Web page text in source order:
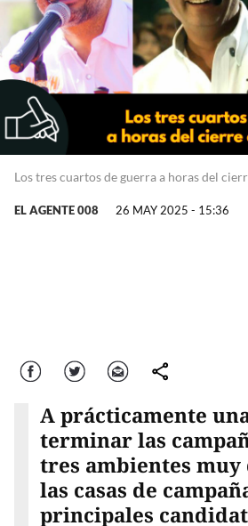
Los tres cuartos de guerra a horas del
EL AGENTE 008 26 MAY 2025 - 15:36
Facebook Twitter Correo comparte
A prácticamente
terminar las
tres ambientes
las casas de
principales